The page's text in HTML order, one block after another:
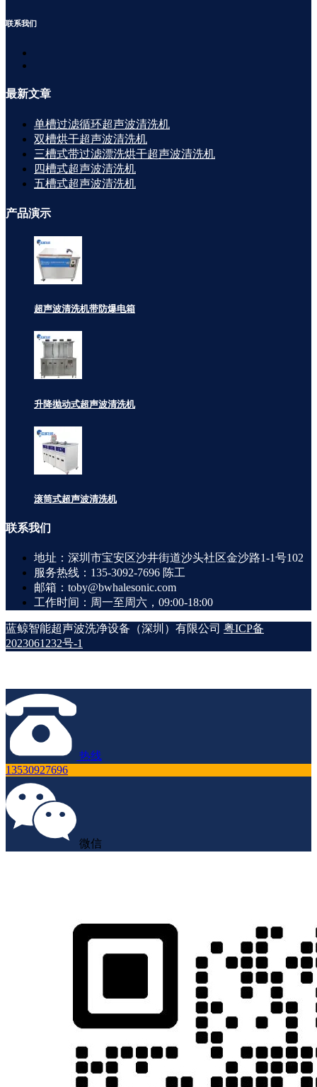
联系我们
最新文章
单槽过滤循环超声波清洗机
双槽烘干超声波清洗机
三槽式带过滤漂洗烘干超声波清洗机
四槽式超声波清洗机
五槽式超声波清洗机
产品演示
超声波清洗机带防爆电箱
升降抛动式超声波清洗机
滚筒式超声波清洗机
联系我们
地址：深圳市宝安区沙井街道沙头社区金沙路1-1号102
服务热线：135-3092-7696 陈工
邮箱：toby@bwhalesonic.com
工作时间：周一至周六，09:00-18:00
蓝鲸智能超声波洗净设备（深圳）有限公司 粤ICP备
2023061232号-1
热线
13530927696
微信